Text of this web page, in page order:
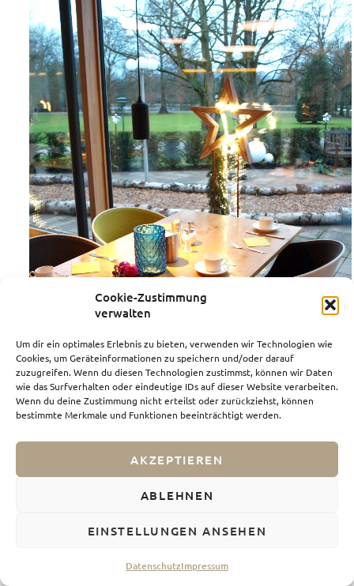
Cookie-Zustimmung
verwalten
Um dir ein optimales Erlebnis zu bieten, verwenden wir Technologien wie
Cookies, um Geräteinformationen zu speichern und/oder darauf
zuzugreifen. Wenn du diesen Technologien zustimmst, können wir Daten
wie das Surfverhalten oder eindeutige IDs auf dieser Website verarbeiten.
Wenn du deine Zustimmung nicht erteilst oder zurückziehst, können
bestimmte Merkmale und Funktionen beeinträchtigt werden.
AKZEPTIEREN
ABLEHNEN
EINSTELLUNGEN ANSEHEN
DatenschutzImpressum
Familie
Freizeitangebot der besonderen Art und auch hier hat
Indoor-Freizeitpark „Trampoline Trier“ mit Achterbahn,